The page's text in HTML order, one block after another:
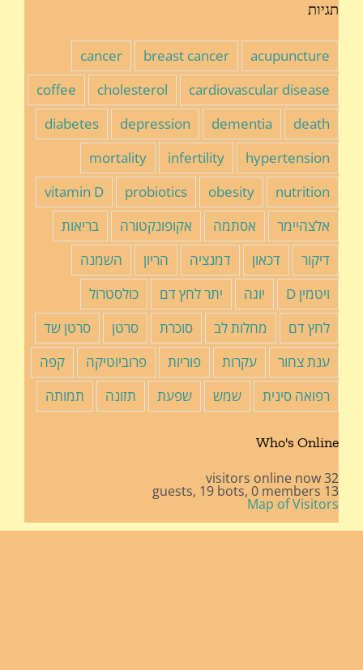
תגיות
acupuncture
breast cancer
cancer
cardiovascular disease
cholesterol
coffee
death
dementia
depression
diabetes
hypertension
infertility
mortality
nutrition
obesity
probiotics
vitamin D
אלצהיימר
אסתמה אקופונקטורה
בריאות
דיקור
דכאון דמנציה הריון
השמנה
ויטמין D
יוגה יתר לחץ דם
כולסטרול
לחץ דם
מחלות לב סוכרת סרטן
סרטן שד
ענת צחור
עקרות פוריות פרוביוטיקה
קפה
רפואה סינית
שמש שפעת תזונה תמותה
Who's Online
32 visitors online now
13 guests,
19 bots, 0 members
Map of Visitors